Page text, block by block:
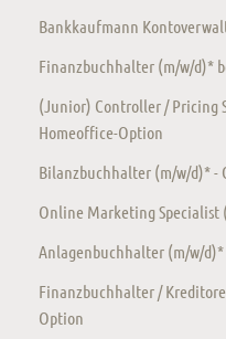
Bankkaufmann
Finanzbuchhalter (m/w/d)*
(Junior) Controller / Pricing
Homeoffice-Option
Bilanzbuchhalter (m/w/d)* -
Online Marketing Specialist
Anlagenbuchhalter (m/w/
Finanzbuchhalter /
Option